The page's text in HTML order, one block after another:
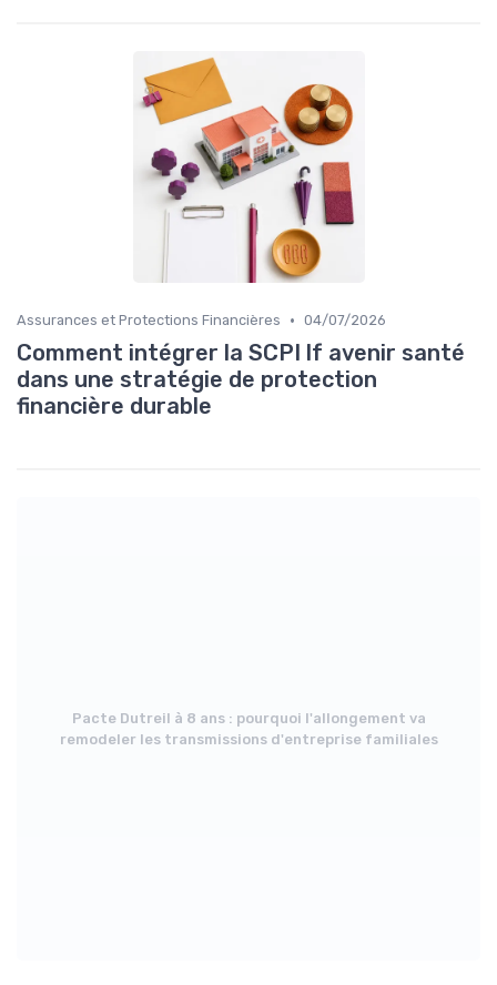
Assurances et Protections Financières • 04/07/2026
Comment intégrer la SCPI lf avenir santé
dans une stratégie de protection
financière durable
Pacte Dutreil à 8 ans : pourquoi l'allongement va
remodeler les transmissions d'entreprise familiales